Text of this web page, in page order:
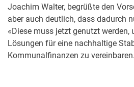
Joachim Walter, begrüßte den
aber auch deutlich, dass dadurch
«Diese muss jetzt genutzt werden,
Lösungen für eine nachhaltige
Kommunalfinanzen zu